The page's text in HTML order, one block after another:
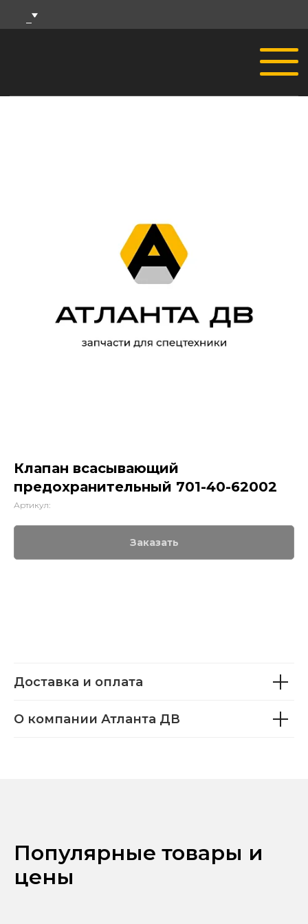
Клапан всасывающий
предохранительный 701-40-62002
Артикул:
Заказать
Доставка и оплата
О компании Атланта ДВ
Популярные товары и
цены